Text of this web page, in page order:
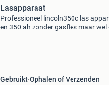
Lasapparaat
Professioneel lincoln350c las
en 350 ah zonder gasfles maar wel
Gebruikt Ophalen of Verzenden